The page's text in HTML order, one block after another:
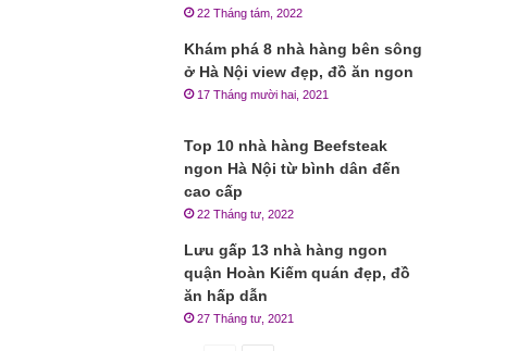
22 Tháng tám, 2022
Khám phá 8 nhà hàng bên sông
ở Hà Nội view đẹp, đồ ăn ngon
17 Tháng mười hai, 2021
Top 10 nhà hàng Beefsteak
ngon Hà Nội từ bình dân đến
cao cấp
22 Tháng tư, 2022
Lưu gấp 13 nhà hàng ngon
quận Hoàn Kiếm quán đẹp, đồ
ăn hấp dẫn
27 Tháng tư, 2021